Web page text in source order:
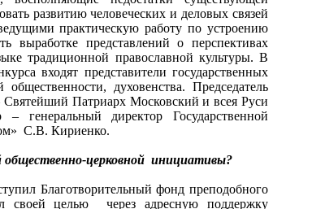
развитию человеческих и деловых связей
практическую работу по устроению
выработке представлений о перспективах
традиционной православной культуры. В
входят представители государственных
духовенства. Председатель
Святейший Патриарх Московский и всея Руси
генеральный директор Государственной
С.В. Кириенко.
церковной инициативы?
Благотворительный фонд преподобного
своей целью через адресную поддержку